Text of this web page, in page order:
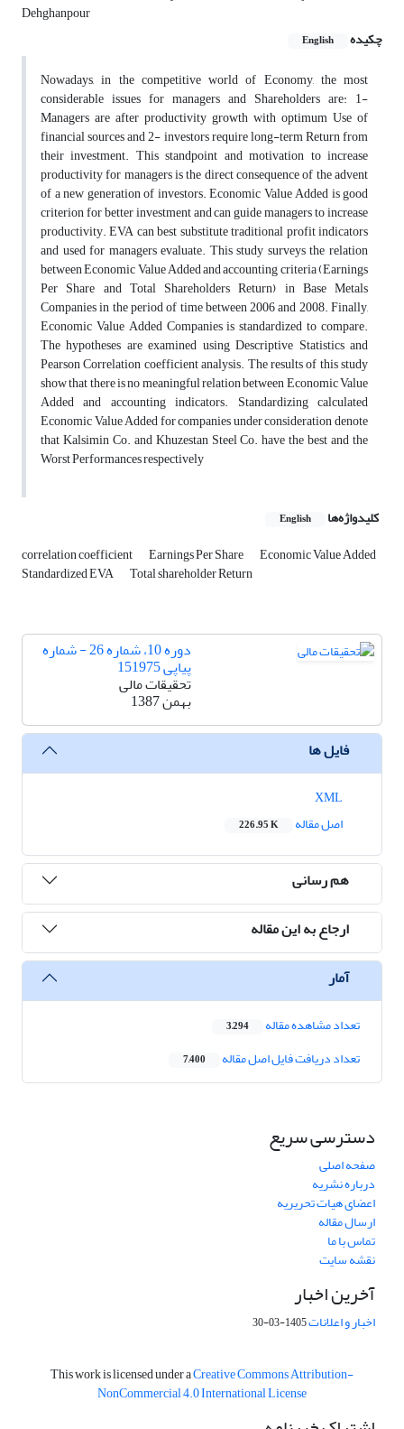
Dehghanpour
چکیده
English
Nowadays, in the competitive world of Economy, the most
considerable issues for managers and Shareholders are: 1-
Managers are after productivity growth with optimum Use of
financial sources and 2- investors require long-term Return from
their investment. This standpoint and motivation to increase
productivity for managers is the direct consequence of the advent
of a new generation of investors. Economic Value Added is good
criterion for better investment and can guide managers to increase
productivity. EVA can best substitute traditional profit indicators
and used for managers evaluate. This study surveys the relation
between Economic Value Added and accounting criteria (Earnings
Per Share and Total Shareholders Return) in Base Metals
Companies in the period of time between 2006 and 2008. Finally,
Economic Value Added Companies is standardized to compare.
The hypotheses are examined using Descriptive Statistics and
Pearson Correlation coefficient analysis. The results of this study
show that there is no meaningful relation between Economic Value
Added and accounting indicators. Standardizing calculated
Economic Value Added for companies under consideration denote
that Kalsimin Co. and Khuzestan Steel Co. have the best and the
Worst Performances respectively
کلیدواژه‌ها English
correlation coefficient Earnings Per Share Economic Value Added
Standardized EVA Total shareholder Return
دوره 10، شماره 26 - شماره
پیاپی 151975
تحقیقات مالی
بهمن 1387
فایل ها
اصل مقاله
226.95 K
هم رسانی
ارجاع به این مقاله
آمار
تعداد مشاهده مقاله 3,294
تعداد دریافت فایل اصل مقاله 7,400
دسترسی سریع
صفحه اصلی
درباره نشریه
اعضای هیات تحریریه
ارسال مقاله
تماس با ما
نقشه سایت
آخرین اخبار
اخبار و اعلانات1405-03-30
This work is licensed under aCreative Commons Attribution-
NonCommercial 4.0 International License